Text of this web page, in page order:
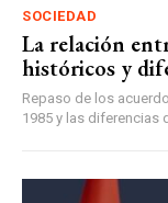
SOCIEDAD
La relación
históricos y
Repaso de los
1985 y las diferencias